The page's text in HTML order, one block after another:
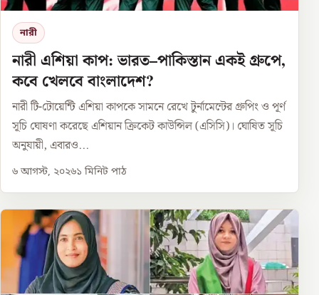
নারী
নারী এশিয়া কাপ: ভারত–পাকিস্তান একই গ্রুপে,
কবে খেলবে বাংলাদেশ?
নারী টি-টোয়েন্টি এশিয়া কাপকে সামনে রেখে টুর্নামেন্টের গ্রুপিং ও পূর্ণ
সূচি ঘোষণা করেছে এশিয়ান ক্রিকেট কাউন্সিল (এসিসি)। ঘোষিত সূচি
অনুযায়ী, এবারও...
৬ আগস্ট, ২০২৬১ মিনিট পাঠ